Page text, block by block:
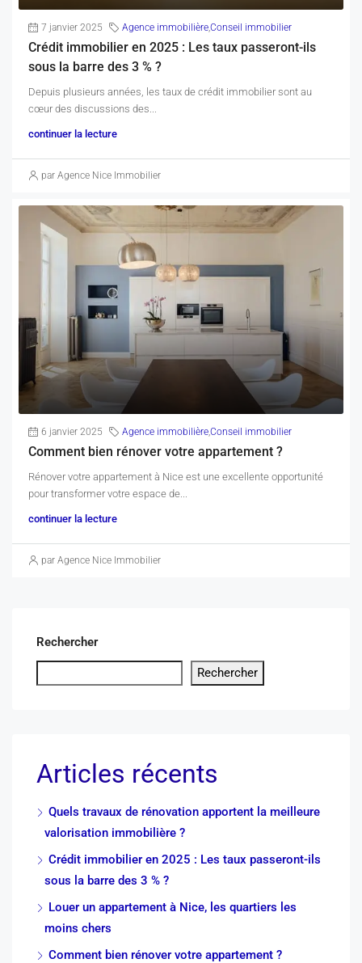
7 janvier 2025 Agence immobilière,Conseil immobilier
Crédit immobilier en 2025 : Les taux passeront-ils
sous la barre des 3 % ?
Depuis plusieurs années, les taux de crédit immobilier sont au
cœur des discussions des...
continuer la lecture
par Agence Nice Immobilier
6 janvier 2025 Agence immobilière,Conseil immobilier
Comment bien rénover votre appartement ?
Rénover votre appartement à Nice est une excellente opportunité
pour transformer votre espace de...
continuer la lecture
par Agence Nice Immobilier
Rechercher
Rechercher
Articles récents
Quels travaux de rénovation apportent la meilleure
valorisation immobilière ?
Crédit immobilier en 2025 : Les taux passeront-ils
sous la barre des 3 % ?
Louer un appartement à Nice, les quartiers les
moins chers
Comment bien rénover votre appartement ?